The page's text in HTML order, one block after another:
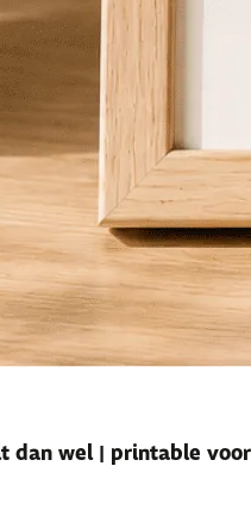
dan wel | printable